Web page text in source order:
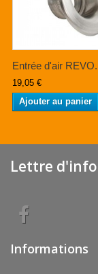
Entrée d'air
19,05 €
Ajouter au panier
Lettre
Informations